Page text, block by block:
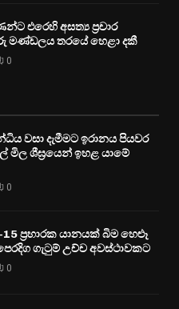
එරෙහි අසත්‍ය ප්‍රචාර
මණ්ඩලය තරයේ හෙළා දකී
0
වසා දැමීමට ඉරානය පියවර
ශීඝ්‍රයෙන් ඉහළ යාමේ
0
ප්‍රහාරක යානයක් බිම හෙළූ
ගැටුම් උච්ච අවස්ථාවකට
0